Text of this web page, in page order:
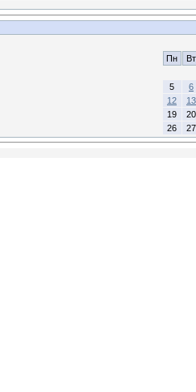
Пн Вт
5
6
12
13
19
20
26
27